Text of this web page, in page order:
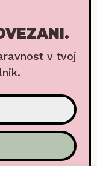
v tvoj